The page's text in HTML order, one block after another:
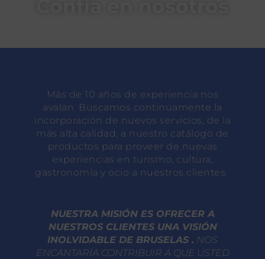
Más de 10 años de experiencia nos
avalan. Buscamos continuamente la
incorporación de nuevos servicios, de la
más alta calidad, a nuestro catálogo de
productos para proveer de nuevas
experiencias en turismo, cultura,
gastronomía y ocio a nuestros clientes.
NUESTRA MISIÓN ES OFRECER A
NUESTROS CLIENTES UNA VISIÓN
INOLVIDABLE DE BRUSELAS . NOS
ENCANTARÍA CONTRIBUIR A QUE USTED